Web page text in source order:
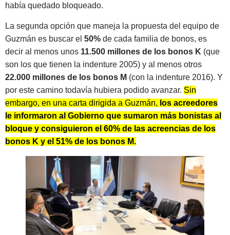
había quedado bloqueado.
La segunda opción que maneja la propuesta del equipo de
Guzmán es buscar el 50% de cada familia de bonos, es
decir al menos unos 11.500 millones de los bonos K (que
son los que tienen la indenture 2005) y al menos otros
22.000 millones de los bonos M (con la indenture 2016). Y
por este camino todavía hubiera podido avanzar. Sin
embargo, en una carta dirigida a Guzmán, los acreedores
le informaron al Gobierno que sumaron más bonistas al
bloque y consiguieron el 60% de las acreencias de los
bonos K y el 51% de los bonos M.